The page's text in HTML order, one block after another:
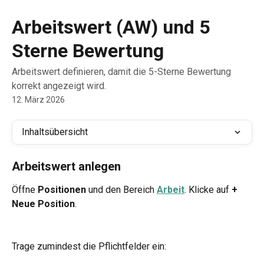
Arbeitswert (AW) und 5
Sterne Bewertung
Arbeitswert definieren, damit die 5-Sterne Bewertung
korrekt angezeigt wird.
12. März 2026
Inhaltsübersicht
Arbeitswert anlegen
Öffne Positionen und den Bereich Arbeit. Klicke auf +
Neue Position.
Trage zumindest die Pflichtfelder ein: